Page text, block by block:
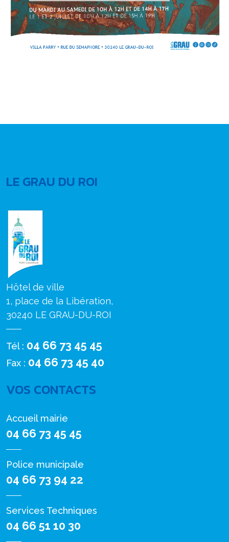
LE GRAU DU ROI
Hôtel de ville
1, place de la Libération,
30240 LE GRAU-DU-ROI
Tél : 04 66 73 45 45
Fax : 04 66 73 45 40
VOS CONTACTS
Accueil mairie
04 66 73 45 45
Police municipale
04 66 73 94 22
Services Techniques
04 66 51 10 30